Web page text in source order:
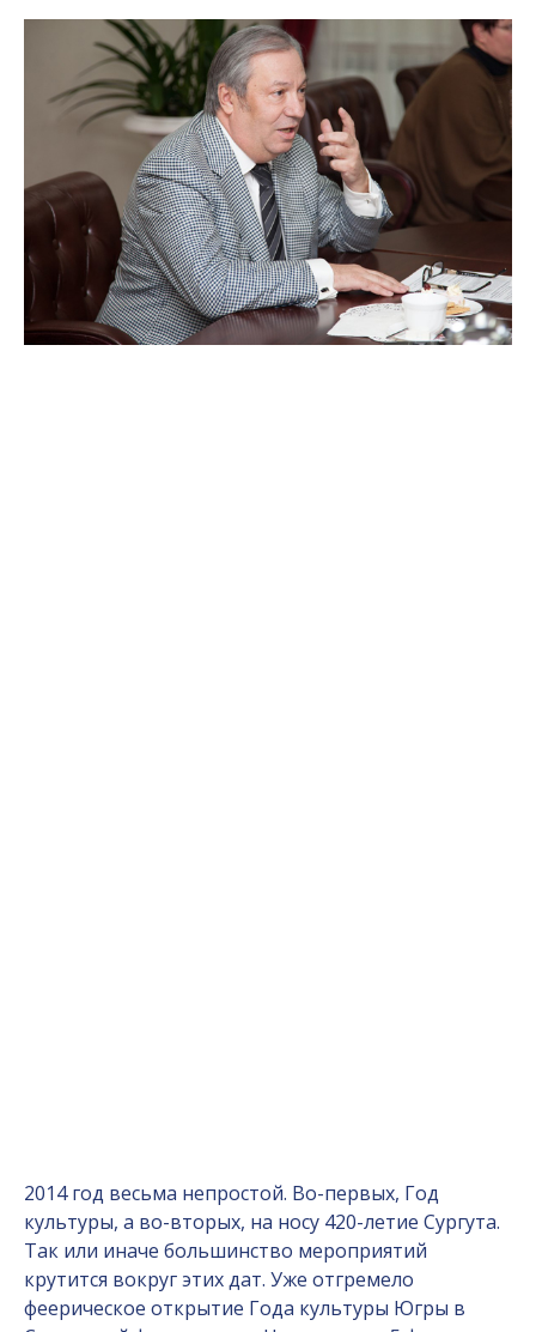
2014 год весьма непростой. Во-первых, Год
культуры, а во-вторых, на носу 420-летие Сургута.
Так или иначе большинство мероприятий
крутится вокруг этих дат. Уже отгремело
феерическое открытие Года культуры Югры в